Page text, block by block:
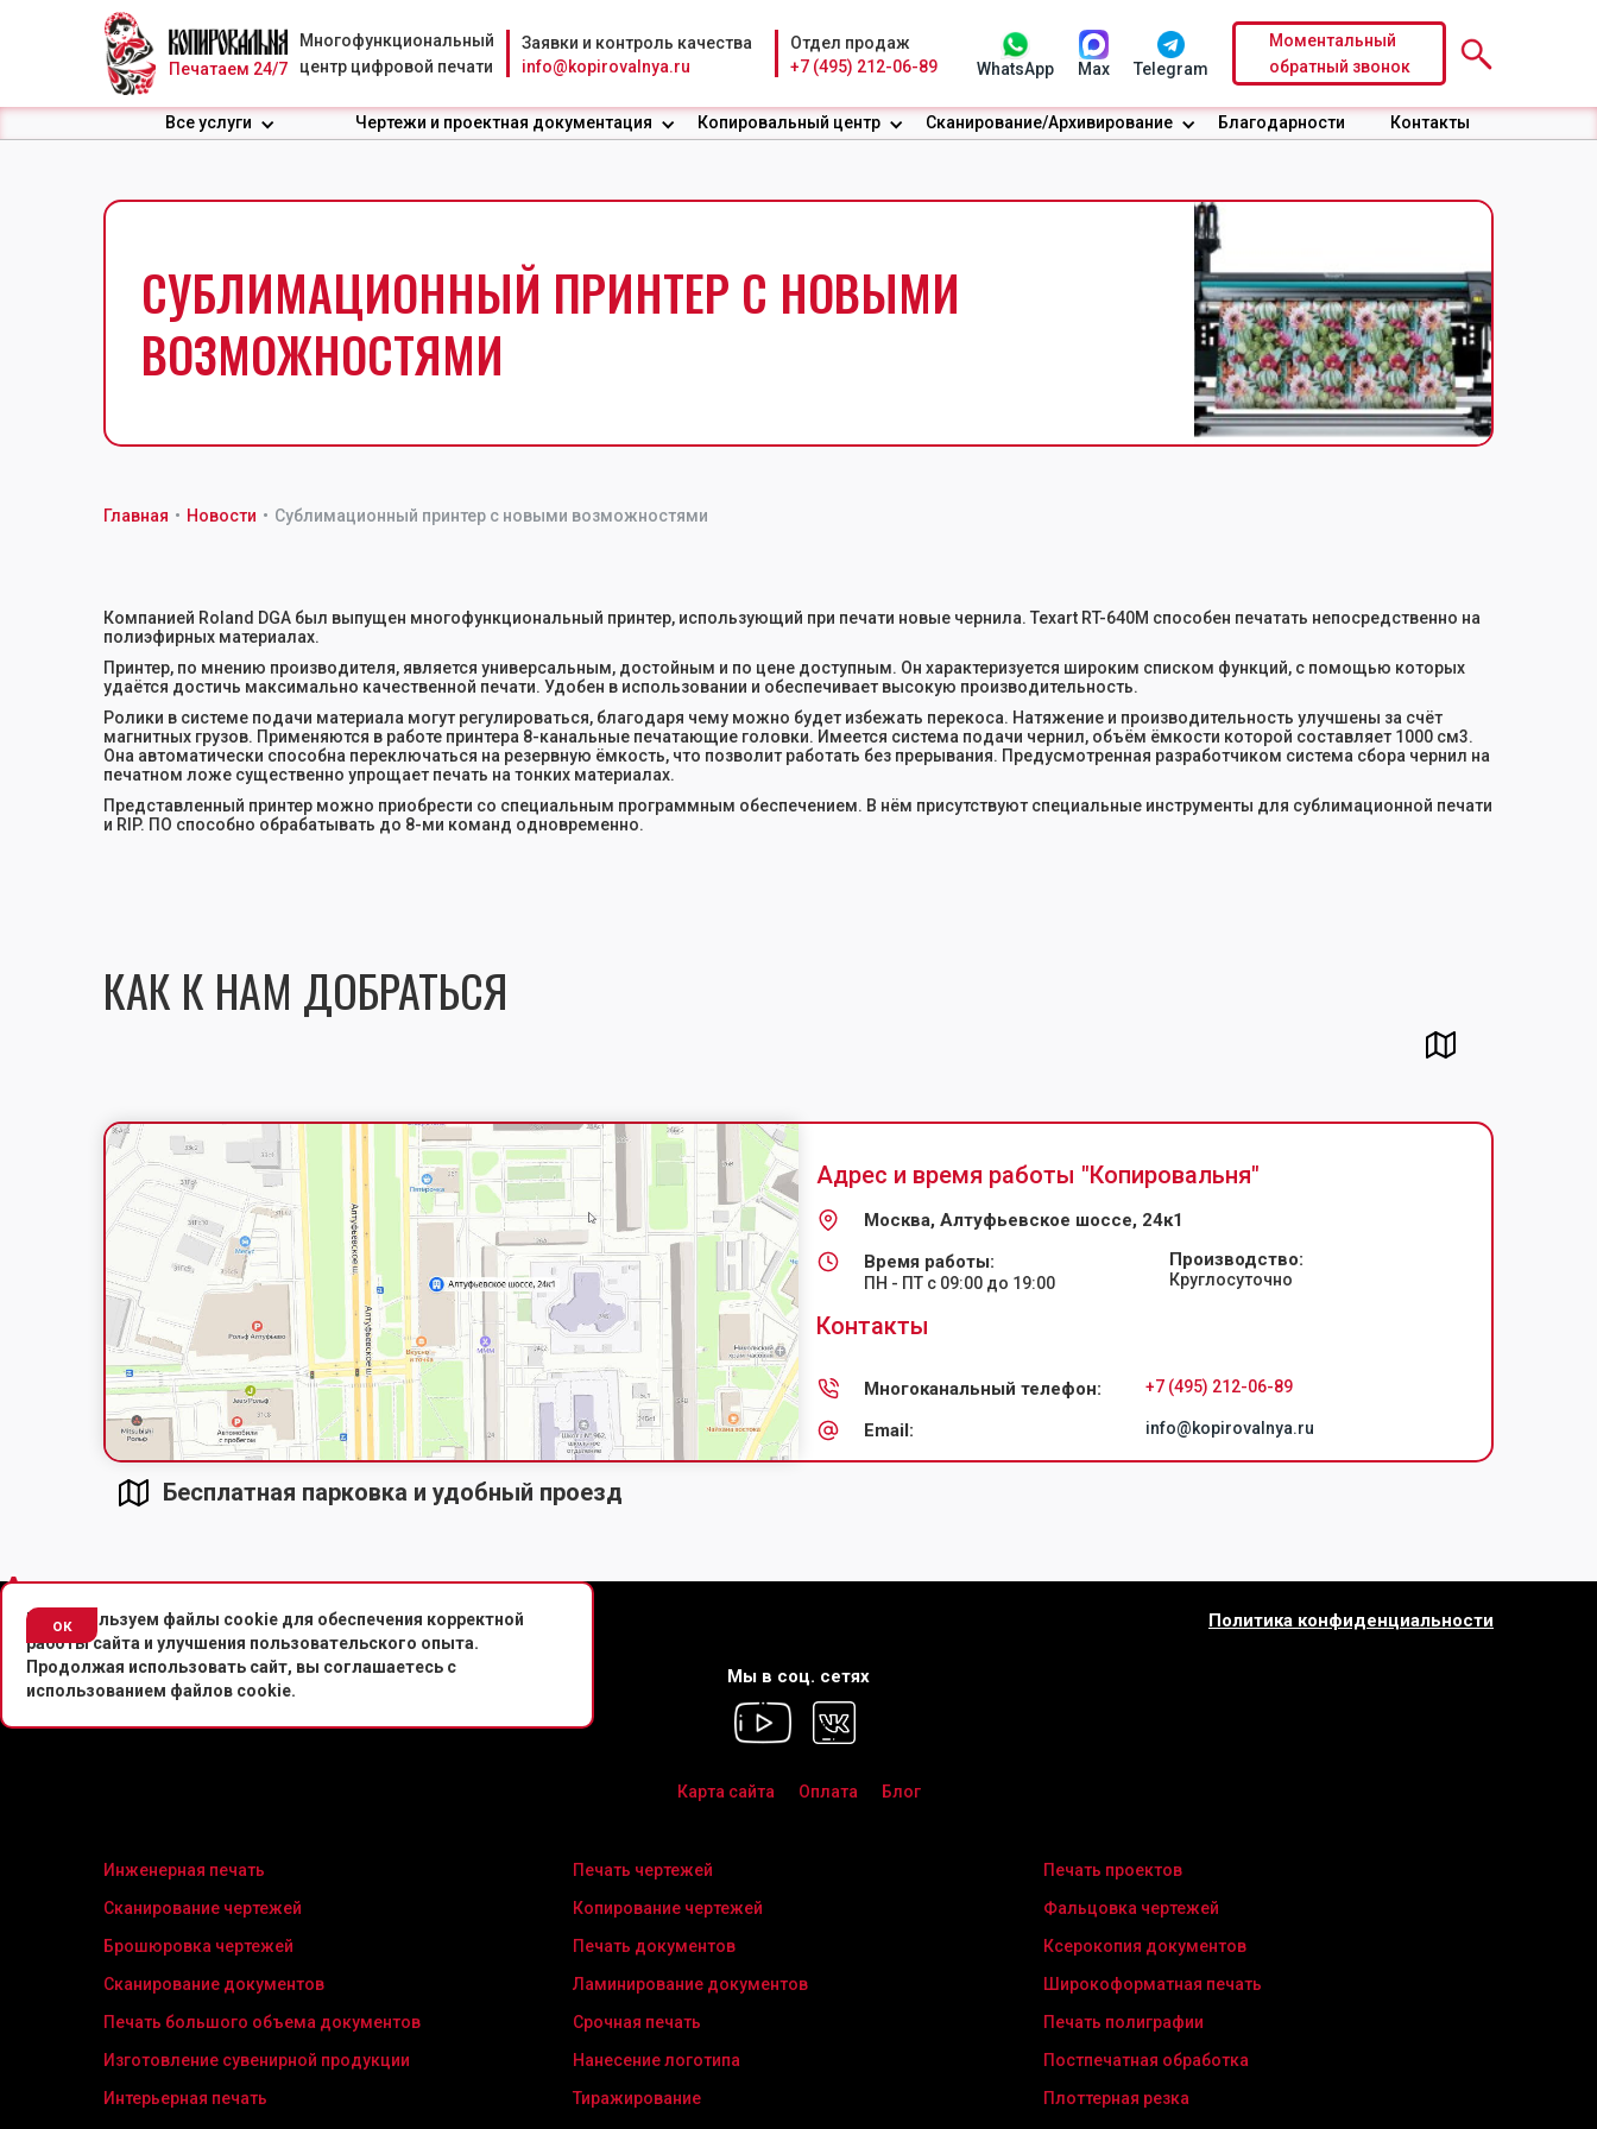
Печатаем 24/7
Многофункциональный
центр цифровой печати
Заявки и контроль качества
info@kopirovalnya.ru
Отдел продаж
+7 (495) 212-06-89
WhatsApp Max Telegram
Моментальный
обратный звонок
Все услуги Чертежи и проектная документация Копировальный центр Сканирование/Архивирование Благодарности Контакты
СУБЛИМАЦИОННЫЙ ПРИНТЕР С НОВЫМИ
ВОЗМОЖНОСТЯМИ
Главная • Новости • Сублимационный принтер с новыми возможностями
Компанией Roland DGA был выпущен многофункциональный принтер, использующий при печати новые чернила. Texart RT-640M способен печатать непосредственно на
полиэфирных материалах.
Принтер, по мнению производителя, является универсальным, достойным и по цене доступным. Он характеризуется широким списком функций, с помощью которых
удаётся достичь максимально качественной печати. Удобен в использовании и обеспечивает высокую производительность.
Ролики в системе подачи материала могут регулироваться, благодаря чему можно будет избежать перекоса. Натяжение и производительность улучшены за счёт
магнитных грузов. Применяются в работе принтера 8-канальные печатающие головки. Имеется система подачи чернил, объём ёмкости которой составляет 1000 см3.
Она автоматически способна переключаться на резервную ёмкость, что позволит работать без прерывания. Предусмотренная разработчиком система сбора чернил на
печатном ложе существенно упрощает печать на тонких материалах.
Представленный принтер можно приобрести со специальным программным обеспечением. В нём присутствуют специальные инструменты для сублимационной печати
и RIP. ПО способно обрабатывать до 8-ми команд одновременно.
КАК К НАМ ДОБРАТЬСЯ
Адрес и время работы "Копировальня"
Москва, Алтуфьевское шоссе, 24к1
Время работы:
ПН - ПТ с 09:00 до 19:00
Производство:
Круглосуточно
Контакты
Многоканальный телефон: +7 (495) 212-06-89
Email: info@kopirovalnya.ru
Бесплатная парковка и удобный проезд
ок
Мы используем файлы cookie для обеспечения корректной
работы сайта и улучшения пользовательского опыта.
Продолжая использовать сайт, вы соглашаетесь с
использованием файлов cookie.
^
^ © Копировальный центр «Копировальня» 2013- Политика конфиденциальности
Мы в соц. сетях
Карта сайта Оплата Блог
Инженерная печать Печать чертежей
Печать проектов
Сканирование чертежей
Копирование чертежей
Фальцовка чертежей
Брошюровка чертежей
Печать документов
Ксерокопия документов
Сканирование документов
Ламинирование документов
Широкоформатная печать
Печать большого объема документов
Срочная печать
Печать полиграфии
Изготовление сувенирной продукции
Нанесение логотипа
Постпечатная обработка
Интерьерная печать
Тиражирование Плоттерная резка